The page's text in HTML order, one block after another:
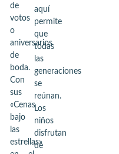
de
votos
o
aniversarios
de
boda.
Con
sus
«Cenas
bajo
las
estrellas»
aquí
permite
que
todas
las
generaciones
se
reúnan.
Los
niños
disfrutan
de